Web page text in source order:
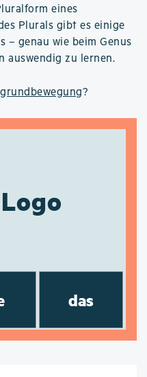
eines
Plurals gibt es einige
– genau wie beim Genus
auswendig zu lernen.
?
Logo
das